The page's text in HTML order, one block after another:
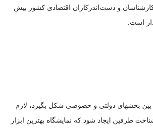
و دست‌‌‌‌‌‌‌‌‌‌اندرکاران اقتصادی کشور بیش
است.
بین بخشهای دولتی و خصوصی شکل بگیرد، لازم
طرفین ایجاد شود که نمایشگاه بهترین ابزار